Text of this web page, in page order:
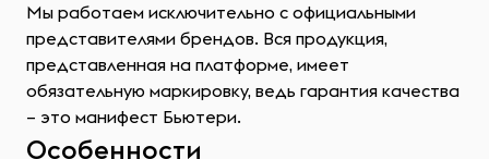
Мы работаем исключительно с официальными
представителями брендов. Вся продукция,
представленная на платформе, имеет
обязательную маркировку, ведь гарантия качества
– это манифест Бьютери.
Особенности